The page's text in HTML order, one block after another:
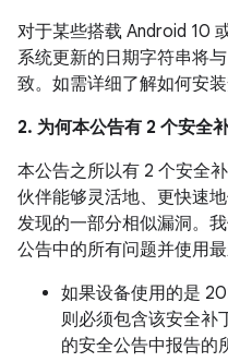
对于某些搭载 Android 10
系统更新的日期字符串将
致。如需详细了解如何安
2. 为何本公告有 2 个安全
本公告之所以有 2 个安全
伙伴能够灵活地、更快速
发现的一部分相似漏洞。
公告中的所有问题并使用最
如果设备使用的是
则必须包含该安全补
的安全公告中报告的